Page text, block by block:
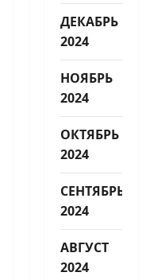
ДЕКАБРЬ
2024
НОЯБРЬ
2024
ОКТЯБРЬ
2024
СЕНТЯБРЬ
2024
АВГУСТ
2024